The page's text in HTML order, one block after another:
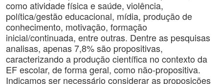
como atividade física e saúde, violência,
política/gestão educacional, mídia, produção de
conhecimento, motivação, formação
inicial/continuada, entre outras. Dentre as pesquisas
analisas, apenas 7,8% são propositivas,
caracterizando a produção científica no contexto da
EF escolar, de forma geral, como não-propositiva.
Indicamos ser necessário considerar as proposições